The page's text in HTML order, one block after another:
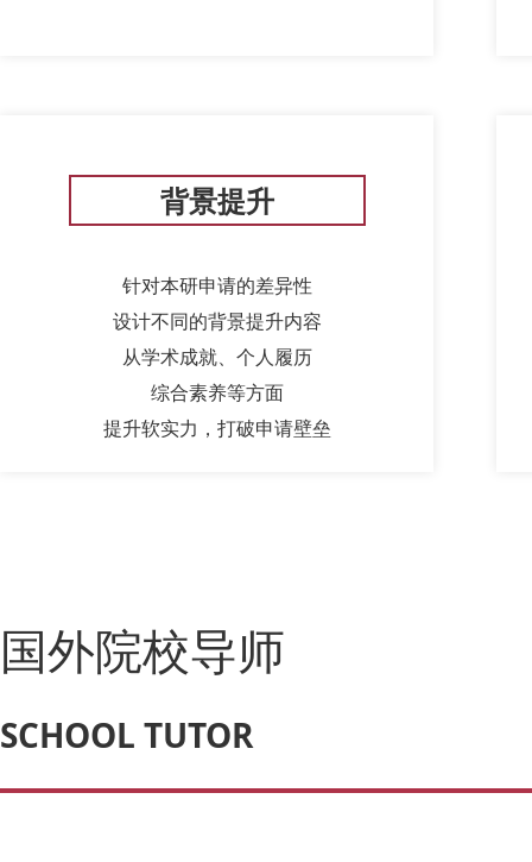
背景提升
针对本研申请的差异性
设计不同的背景提升内容
从学术成就、个人履历
综合素养等方面
提升软实力，打破申请壁垒
国外院校导师
SCHOOL TUTOR